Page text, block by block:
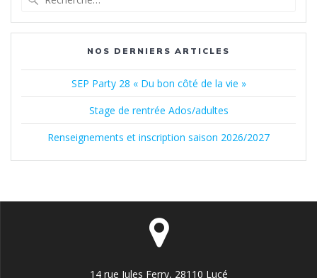
:
NOS DERNIERS ARTICLES
SEP Party 28 « Du bon côté de la vie »
Stage de rentrée Ados/adultes
Renseignements et inscription saison 2026/2027
14 rue Jules Ferry, 28110 Lucé